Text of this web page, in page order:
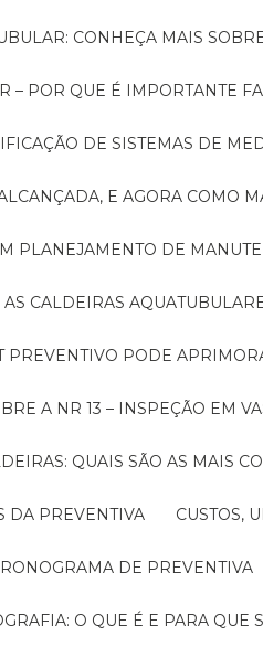
CONHEÇA MAIS
– POR QUE É IMPORTANTE
DE SISTEMAS DE
ALCANÇADA, E AGORA COMO
PLANEJAMENTO DE
AS CALDEIRAS
PREVENTIVO PODE
A NR 13 – INSPEÇÃO EM
QUAIS SÃO AS MAIS
DA PREVENTIVA
DE PREVENTIVA
O QUE É E PARA QUE